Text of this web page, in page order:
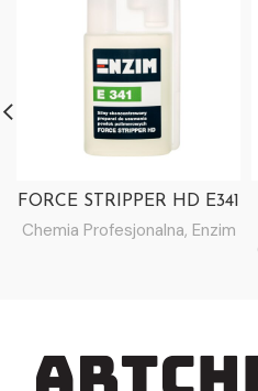
FORCE STRIPPER HD E341
Chemia Profesjonalna, Enzim